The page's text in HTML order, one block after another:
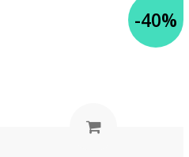
-40%